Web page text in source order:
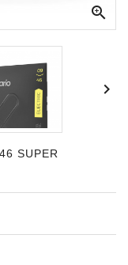


SUPER